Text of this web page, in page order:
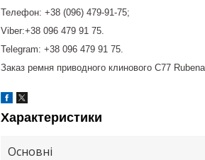
Телефон: +38 (096) 479-91-75;
Viber:+38 096 479 91 75.
Telegram: +38 096 479 91 75.
Заказ ремня приводного клинового C77
Характеристики
Основні